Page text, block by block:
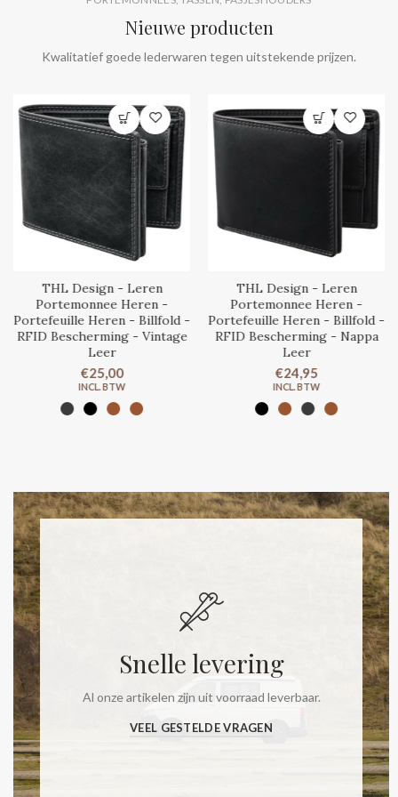
Nieuwe producten
Kwalitatief goede lederwaren tegen uitstekende prijzen.
THL Design - Leren
Portemonnee Heren -
Portefeuille Heren - Billfold -
RFID Bescherming - Vintage
Leer
€25,00
THL Design - Leren
Portemonnee Heren -
Portefeuille Heren - Billfold -
RFID Bescherming - Nappa
Leer
€24,95
Snelle levering
Al onze artikelen zijn uit voorraad leverbaar.
VEEL GESTELDE VRAGEN